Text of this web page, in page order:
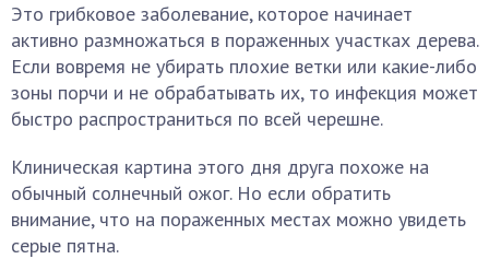
Это грибковое заболевание, которое начинает
активно размножаться в пораженных участках дерева.
Если вовремя не убирать плохие ветки или какие-либо
зоны порчи и не обрабатывать их, то инфекция может
быстро распространиться по всей черешне.
Клиническая картина этого дня друга похоже на
обычный солнечный ожог. Но если обратить
внимание, что на пораженных местах можно увидеть
серые пятна.